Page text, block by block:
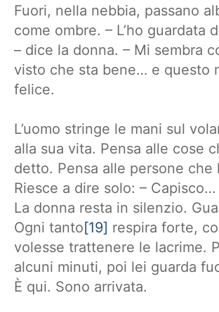
Fuori, nella nebbia, passano
come ombre. – L’ho guardata
– dice la donna. – Mi sembra
visto che sta bene… e questo
felice.
L’uomo stringe le mani sul
alla sua vita. Pensa alle cose
detto. Pensa alle persone che
Riesce a dire solo: – Capisco…
La donna resta in silenzio.
Ogni tanto[19] respira forte,
volesse trattenere le lacrime.
alcuni minuti, poi lei guarda
È qui. Sono arrivata.